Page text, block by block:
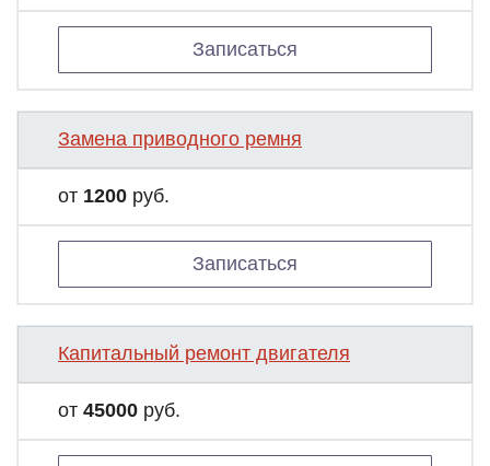
Записаться
Замена приводного ремня
от 1200 руб.
Записаться
Капитальный ремонт двигателя
от 45000 руб.